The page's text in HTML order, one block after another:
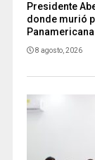
Presidente
donde murió
Panamericana
8 agosto, 2026